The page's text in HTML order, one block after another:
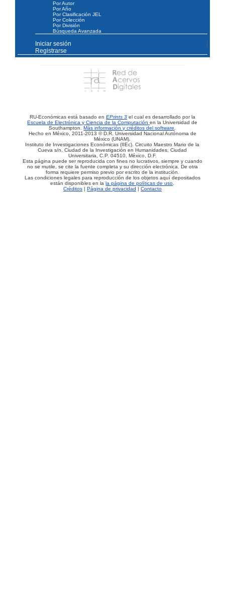
Por Autor
Por Año
Por Clasificación JEL
Por Colección
Por División
Búsqueda Avanzada
Iniciar sesión
Registrarse
RU-Económicas está basado en EPrints 3 el cual es desarrollado por la
Escuela de Electrónica y Ciencia de la Computaciónen la Universidad de
Southampton.Más información y créditos del software.
Hecho en México, 2011-2013 © D.R. Universidad Nacional Autónoma de
México (UNAM).
Instituto de Investigaciones Económicas (IIEc). Circuito Maestro Mario de la
Cueva s/n, Ciudad de la Investigación en Humanidades, Ciudad
Universitaria, C.P. 04510, México, D.F.
Esta página puede ser reproducida con fines no lucrativos, siempre y cuando
no se mutile, se cite la fuente completa y su dirección electrónica. De otra
forma requiere permiso previo por escrito de la institución.
Las condiciones legales para reproducción de los objetos aquí depositados
están disponibles en lala página de políticas de uso.
Créditos| Página de privacidad | Contacto